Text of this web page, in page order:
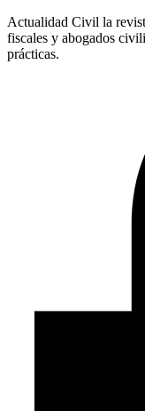
Actualidad Civil la
fiscales y abogados
prácticas.